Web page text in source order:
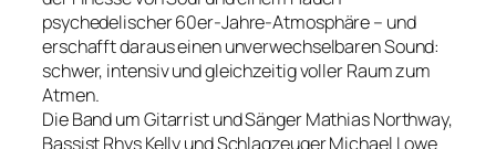
psychedelischer 60er-Jahre-Atmosphäre – und
erschafft daraus einen unverwechselbaren Sound:
schwer, intensiv und gleichzeitig voller Raum zum
Atmen.
Die Band um Gitarrist und Sänger Mathias Northway,
Bassist Rhys Kelly und Schlagzeuger Michael Lowe